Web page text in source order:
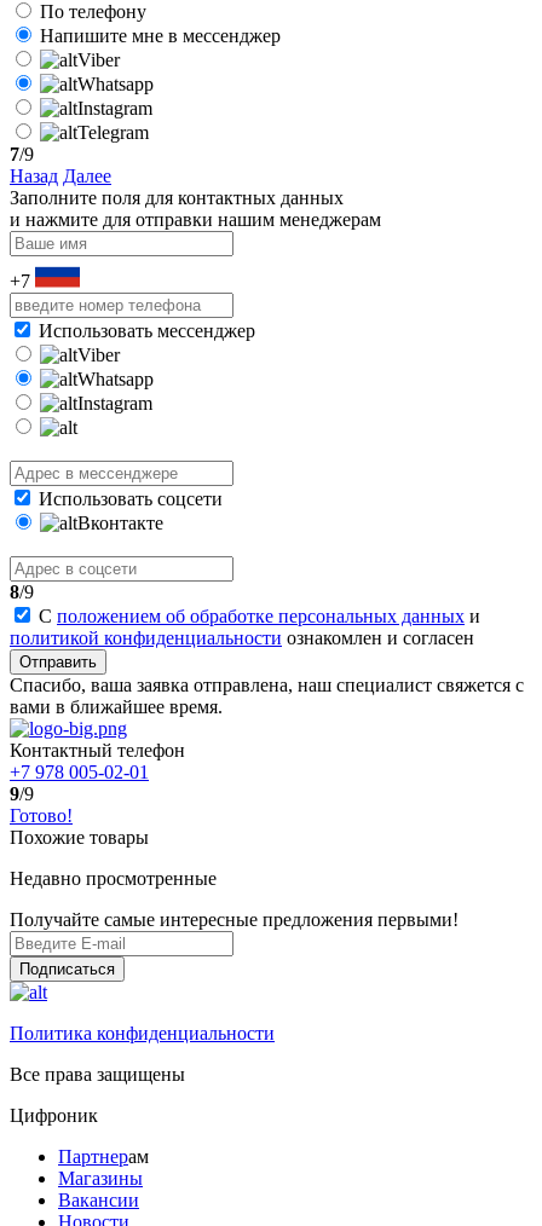
По телефону
Напишите мне в мессенджер
Viber
Whatsapp
Instagram
Telegram
7/9
Назад Далее
Заполните поля для контактных данных
и нажмите для отправки нашим менеджерам
+7
Использовать мессенджер
Viber
Whatsapp
Instagram
Использовать соцсети
Вконтакте
8/9
С положением об обработке персональных данных и
политикой конфиденциальности ознакомлен и согласен
Отправить
Спасибо, ваша заявка отправлена, наш специалист свяжется с
вами в ближайшее время.
Контактный телефон
+7 978 005-02-01
9/9
Готово!
Похожие товары
Недавно просмотренные
Получайте самые интересные предложения первыми!
Подписаться
Политика конфиденциальности
Все права защищены
Цифроник
Партнерам
Магазины
Вакансии